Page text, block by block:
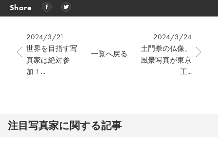
Share
2024/3/21
世界を目指す写
真家は絶対参
加！...
2024/3/24
土門拳の仏像、
風景写真が東京
工...
一覧へ戻る
注⽬写真家に関する記事